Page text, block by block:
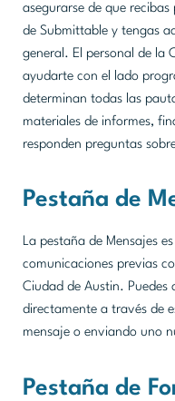
asegurarse de que
de Submittable y tengas
general. El personal de la
ayudarte con el lado
determinan todas las
materiales de informes,
responden preguntas
Pestaña de
La pestaña de Mensajes
comunicaciones previas
Ciudad de Austin. Puedes
directamente a través de
mensaje o enviando uno
Pestaña de